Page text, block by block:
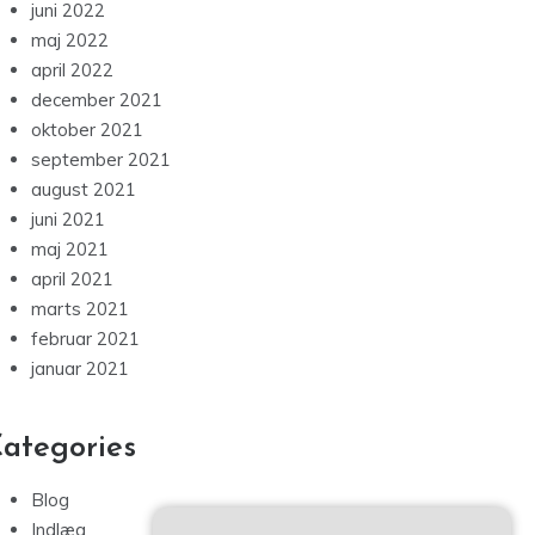
juni 2022
maj 2022
april 2022
december 2021
oktober 2021
september 2021
august 2021
juni 2021
maj 2021
april 2021
marts 2021
februar 2021
januar 2021
Blog
Indlæg